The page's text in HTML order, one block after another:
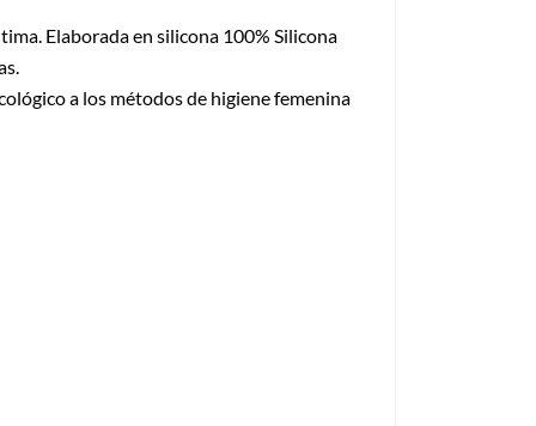
Elaborada en silicona 100% Silicona
a los métodos de higiene femenina